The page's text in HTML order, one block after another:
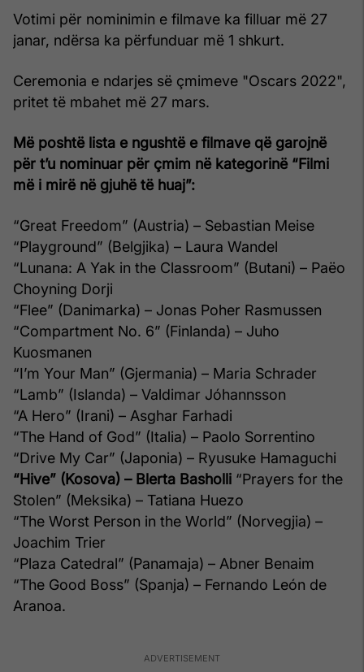
Votimi për nominimin e filmave ka filluar më 27
janar, ndërsa ka përfunduar më 1 shkurt.
Ceremonia e ndarjes së çmimeve "Oscars 2022",
pritet të mbahet më 27 mars.
Më poshtë lista e ngushtë e filmave që garojnë
për t’u nominuar për çmim në kategorinë “Filmi
më i mirë në gjuhë të huaj”:
“Great Freedom” (Austria) – Sebastian Meise
“Playground” (Belgjika) – Laura Wandel
“Lunana: A Yak in the Classroom” (Butani) – Paëo
Choyning Dorji
“Flee” (Danimarka) – Jonas Poher Rasmussen
“Compartment No. 6” (Finlanda) – Juho
Kuosmanen
“I’m Your Man” (Gjermania) – Maria Schrader
“Lamb” (Islanda) – Valdimar Jóhannsson
“A Hero” (Irani) – Asghar Farhadi
“The Hand of God” (Italia) – Paolo Sorrentino
“Drive My Car” (Japonia) – Ryusuke Hamaguchi
“Hive” (Kosova) – Blerta Basholli “Prayers for the
Stolen” (Meksika) – Tatiana Huezo
“The Worst Person in the World” (Norvegjia) –
Joachim Trier
“Plaza Catedral” (Panamaja) – Abner Benaim
“The Good Boss” (Spanja) – Fernando León de
Aranoa.